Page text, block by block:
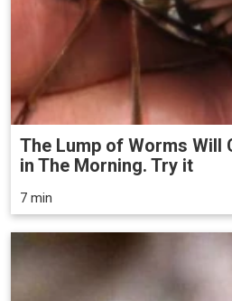
The Lump of Worms Will
in The Morning. Try it
7 min